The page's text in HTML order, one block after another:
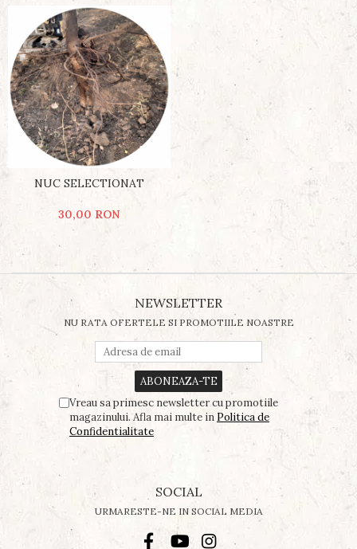
NUC SELECTIONAT
30,00 RON
NEWSLETTER
NU RATA OFERTELE SI PROMOTIILE NOASTRE
Vreau sa primesc newsletter cu promotiile
magazinului. Afla mai multe inPolitica de
Confidentialitate
SOCIAL
URMARESTE-NE IN SOCIAL MEDIA